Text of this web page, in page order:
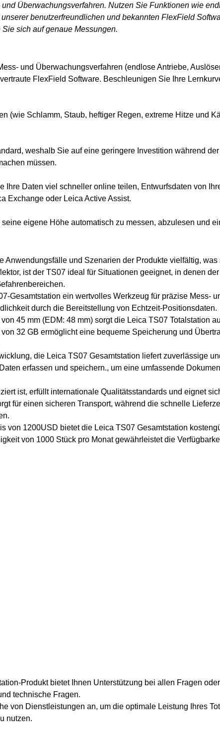
Überwachungsverfahren. Nutzen Sie Funktionen wie
benutzerfreundlichen und bekannten FlexField
sich auf genaue Messungen.
und Überwachungsverfahren (endlose Antriebe,
FlexField Software. Beschleunigen Sie Ihre
(wie Schlamm, Staub, heftiger Regen, extreme Hitze und
weshalb Sie auf eine geringere Investition während
müssen.
Ihre Daten viel schneller online teilen, Entwurfsdaten von
Exchange oder Leica Active Assist.
eigene Höhe automatisch zu messen, abzulesen und
Anwendungsfälle und Szenarien der Produkte vielfältig,
ist der TS07 ideal für Situationen geeignet, in denen
Gesamtstation ein wertvolles Werkzeug für präzise Mess-
durch die Bereitstellung von Echtzeit-Positionsdaten.
45 mm (EDM: 48 mm) sorgt die Leica TS07 Totalstation
32 GB ermöglicht eine bequeme Speicherung und
die Leica TS07 Gesamtstation liefert zuverlässige
erfassen und speichern., um eine umfassende
ist, erfüllt internationale Qualitätsstandards und eignet
für einen sicheren Transport, während die schnelle
von 1200USD bietet die Leica TS07 Gesamtstation
von 1000 Stück pro Monat gewährleistet die
Produkt bietet Ihnen Unterstützung bei allen Fragen
technische Fragen.
von Dienstleistungen an, um die optimale Leistung Ihres
nutzen.